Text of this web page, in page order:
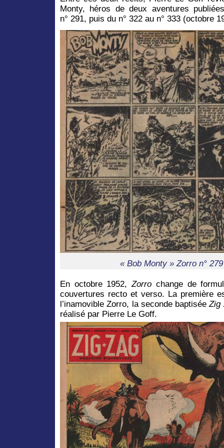
Monty, héros de deux aventures
n° 291, puis du n° 322 au n° 333 (octobre
« Bob Monty » Zorro n°
En octobre 1952,Zorro change de
couvertures recto et verso. La première
l’inamovible Zorro, la seconde baptiséeZig
réalisé par Pierre Le Goff.